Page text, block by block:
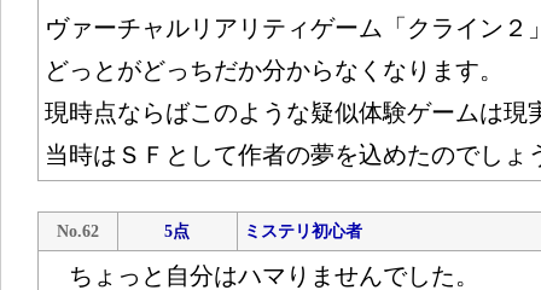
ヴァーチャルリアリティゲーム「クライン２
どっとがどっちだか分からなくなります。
現時点ならばこのような疑似体験ゲームは現
当時はＳＦとして作者の夢を込めたのでしょ
No.62 5点 ミステリ初心者
ちょっと自分はハマりませんでした。